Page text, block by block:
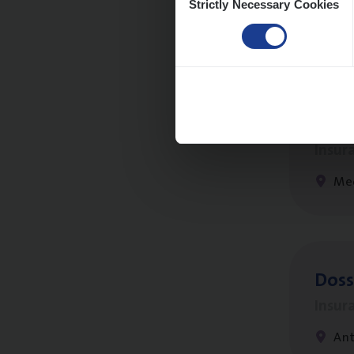
Selection
Strictly Necessary Cookies